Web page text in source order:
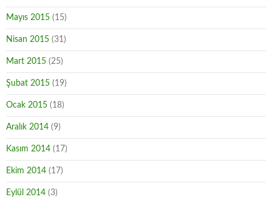
Mayıs 2015 (15)
Nisan 2015 (31)
Mart 2015 (25)
Şubat 2015 (19)
Ocak 2015 (18)
Aralık 2014 (9)
Kasım 2014 (17)
Ekim 2014 (17)
Eylül 2014 (3)